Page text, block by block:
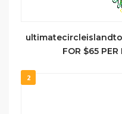
FOR $65 PER
2